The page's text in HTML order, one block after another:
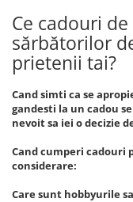
Ce cadouri
sărbătorilor
prietenii tai?
Cand simti ca se
gandesti la un cadou
nevoit sa iei o decizie
Cand cumperi cadouri
considerare:
Care sunt hobbyurile